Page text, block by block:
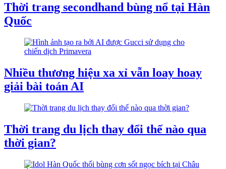
Thời trang secondhand bùng nổ tại Hàn
Quốc
Nhiều thương hiệu xa xỉ vẫn loay hoay
giải bài toán AI
Thời trang du lịch thay đổi thế nào qua
thời gian?